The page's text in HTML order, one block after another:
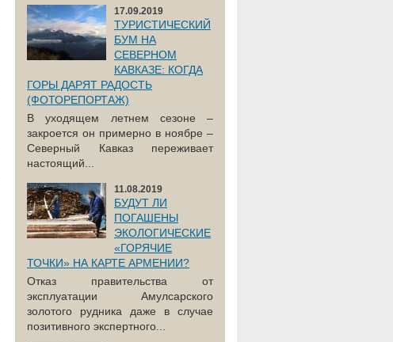
17.09.2019
ТУРИСТИЧЕСКИЙ
БУМ НА
СЕВЕРНОМ
КАВКАЗЕ: КОГДА
ГОРЫ ДАРЯТ РАДОСТЬ
(ФОТОРЕПОРТАЖ)
В уходящем летнем сезоне –
закроется он примерно в ноябре –
Северный Кавказ переживает
настоящий...
11.08.2019
БУДУТ ЛИ
ПОГАШЕНЫ
ЭКОЛОГИЧЕСКИЕ
«ГОРЯЧИЕ
ТОЧКИ» НА КАРТЕ АРМЕНИИ?
Отказ правительства от
эксплуатации Амулсарского
золотого рудника даже в случае
позитивного экспертного...